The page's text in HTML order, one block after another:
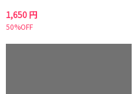
1,650 円
50%OFF